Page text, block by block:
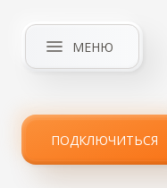
МЕНЮ
ПОДКЛЮЧИТЬСЯ